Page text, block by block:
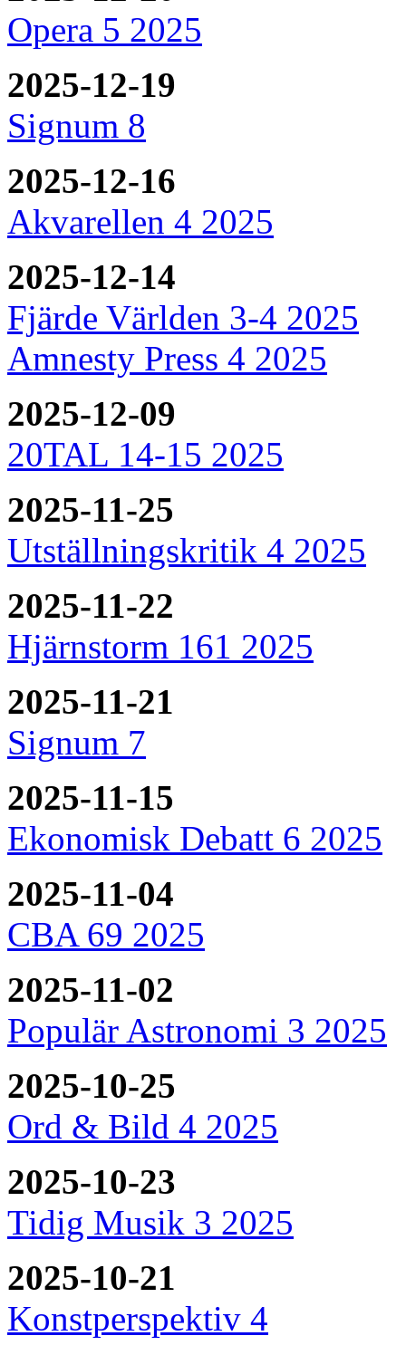
Opera 5 2025
2025-12-19
Signum 8
2025-12-16
Akvarellen 4 2025
2025-12-14
Fjärde Världen 3-4 2025
Amnesty Press 4 2025
2025-12-09
20TAL 14-15 2025
2025-11-25
Utställningskritik 4 2025
2025-11-22
Hjärnstorm 161 2025
2025-11-21
Signum 7
2025-11-15
Ekonomisk Debatt 6 2025
2025-11-04
CBA 69 2025
2025-11-02
Populär Astronomi 3 2025
2025-10-25
Ord & Bild 4 2025
2025-10-23
Tidig Musik 3 2025
2025-10-21
Konstperspektiv 4